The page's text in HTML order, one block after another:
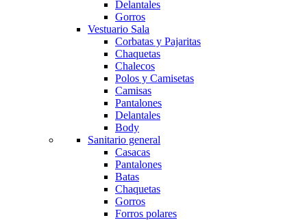
Delantales
Gorros
Vestuario Sala
Corbatas y Pajaritas
Chaquetas
Chalecos
Polos y Camisetas
Camisas
Pantalones
Delantales
Body
Sanitario general
Casacas
Pantalones
Batas
Chaquetas
Gorros
Forros polares